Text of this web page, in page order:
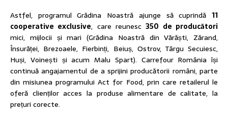
Astfel, programul Grădina Noastră ajunge să cuprindă 11
cooperative exclusive, care reunesc350 de producători
mici, mijlocii și mari (Grădina Noastră din Vărăști, Zărand,
Însurăței, Brezoaele, Fierbinți, Beiuș, Ostrov, Târgu Secuiesc,
Huși, Voinești și acum Malu Spart). Carrefour România își
continuă angajamentul de a sprijini producătorii români, parte
din misiunea programului Act for Food, prin care retailerul le
oferă clienților acces la produse alimentare de calitate, la
prețuri corecte.